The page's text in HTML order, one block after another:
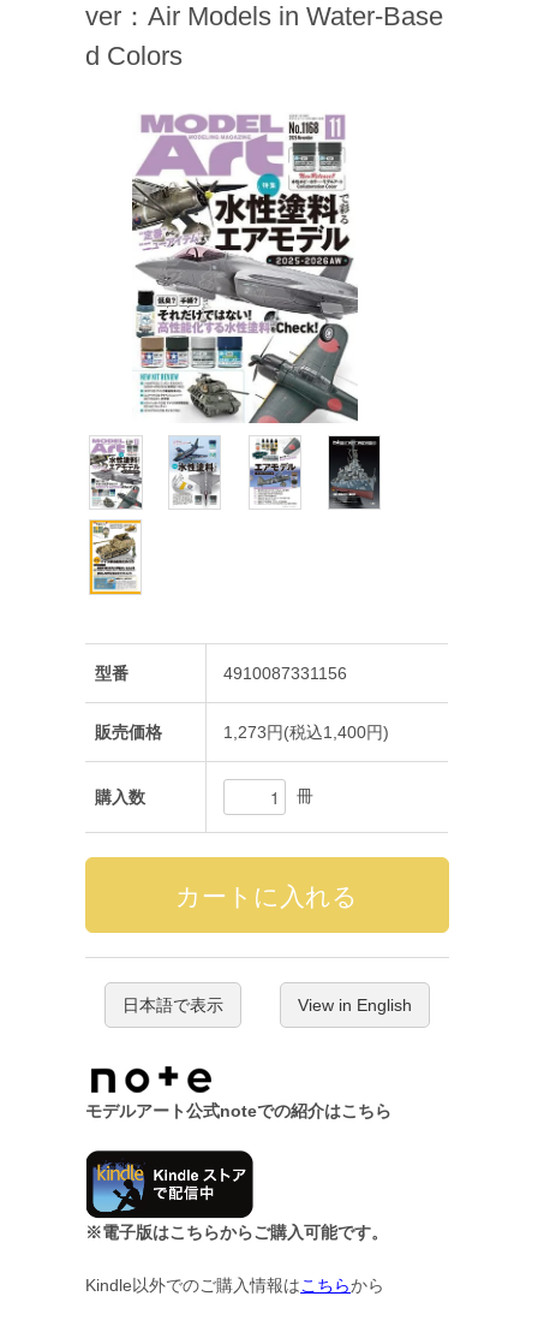
ver：Air Models in Water-Base
d Colors
型番 4910087331156
販売価格 1,273円(税込1,400円)
購入数 冊
日本語で表示 View in English
モデルアート公式noteでの紹介はこちら
※電子版はこちらからご購入可能です。
Kindle以外でのご購入情報はこちらから